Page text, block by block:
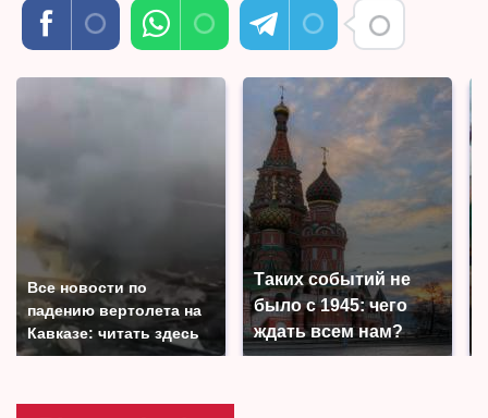
Все новости по
падению вертолета на
Кавказе: читать здесь
Таких событий не
было с 1945: чего
ждать всем нам?